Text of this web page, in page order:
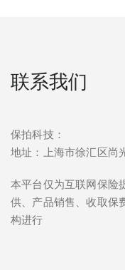
联系我们
保拍科技：
地址：上海市徐汇区尚
本平台仅为互联网保险
供、产品销售、收取保
构进行